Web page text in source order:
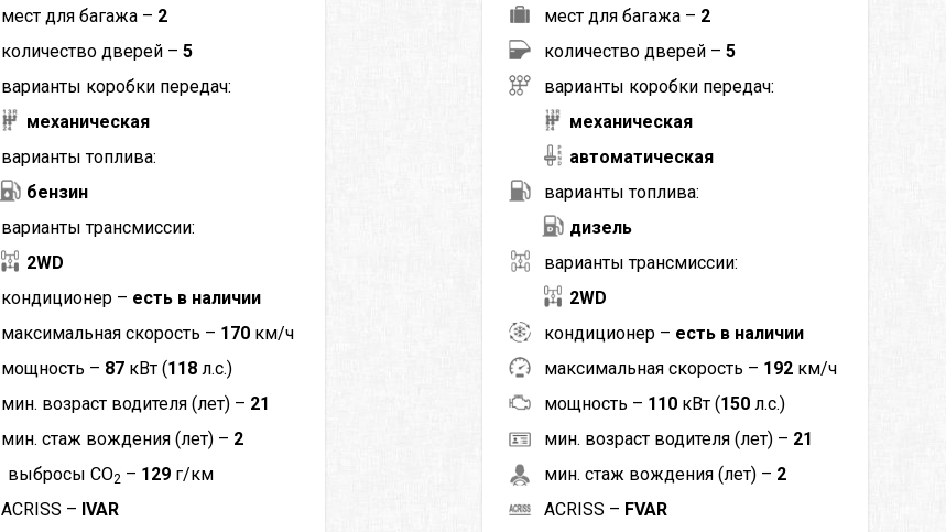
мест для багажа – 2
количество дверей – 5
варианты коробки передач:
механическая
варианты топлива:
бензин
варианты трансмиссии:
2WD
кондиционер – есть в наличии
максимальная скорость – 170 км/ч
мощность – 87 кВт (118л.с.)
мин. возраст водителя (лет) – 21
мин. стаж вождения (лет) – 2
выбросы CO2 – 129 г/км
ACRISS – IVAR
мест для багажа – 2
количество дверей – 5
варианты коробки передач:
механическая
автоматическая
варианты топлива:
дизель
варианты трансмиссии:
2WD
кондиционер – есть в наличии
максимальная скорость – 192 км/ч
мощность – 110 кВт (150л.с.)
мин. возраст водителя (лет) – 21
мин. стаж вождения (лет) – 2
ACRISS – FVAR